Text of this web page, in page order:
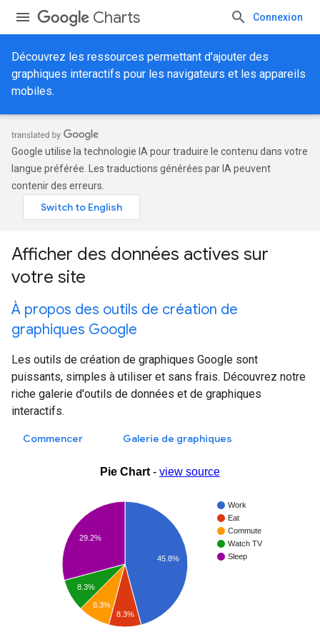
Charts Connexion
Découvrez les ressources permettant d'ajouter des
graphiques interactifs pour les navigateurs et les appareils
mobiles.
Google utilise la technologie IA pour traduire le contenu dans votre
langue préférée. Les traductions générées par IA peuvent
contenir des erreurs.
Afficher des données actives sur
votre site
À propos des outils de création de
graphiques Google
Les outils de création de graphiques Google sont
puissants, simples à utiliser et sans frais. Découvrez notre
riche galerie d'outils de données et de graphiques
interactifs.
Commencer Galerie de graphiques